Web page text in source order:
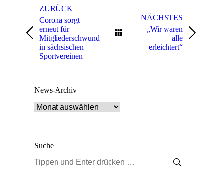
ZURÜCK
Vorheriger
Beitrag:
Corona sorgt
erneut für
Mitgliederschwund
in sächsischen
Sportvereinen
NÄCHSTES
Beitrag:
„Wir waren
alle
erleichtert“
News-Archiv
News-
Suche
Search: